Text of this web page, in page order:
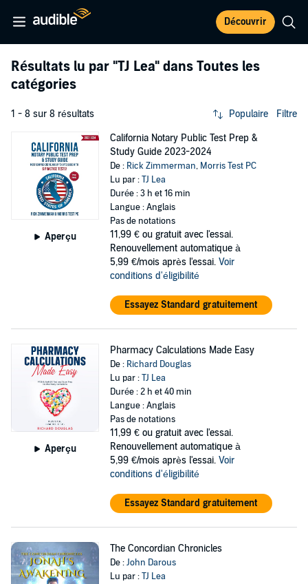
Découvrir
Résultats lu par "TJ Lea" dans Toutes les
catégories
1 - 8 sur 8 résultats Populaire Filtre
Aperçu
California Notary Public Test Prep &
Study Guide 2023-2024
De : Rick Zimmerman, Morris Test PC
Lu par :TJ Lea
Durée : 3 h et 16 min
Langue : Anglais
Pas de notations
11,99 € ou gratuit avec l'essai.
Renouvellement automatique à
5,99 €/mois après l'essai. Voir
conditions d'éligibilité
Essayez Standard gratuitement
Aperçu
Pharmacy Calculations Made Easy
De : Richard Douglas
Lu par :TJ Lea
Durée : 2 h et 40 min
Langue : Anglais
Pas de notations
11,99 € ou gratuit avec l'essai.
Renouvellement automatique à
5,99 €/mois après l'essai. Voir
conditions d'éligibilité
Essayez Standard gratuitement
The Concordian Chronicles
De :John Darous
Lu par :TJ Lea